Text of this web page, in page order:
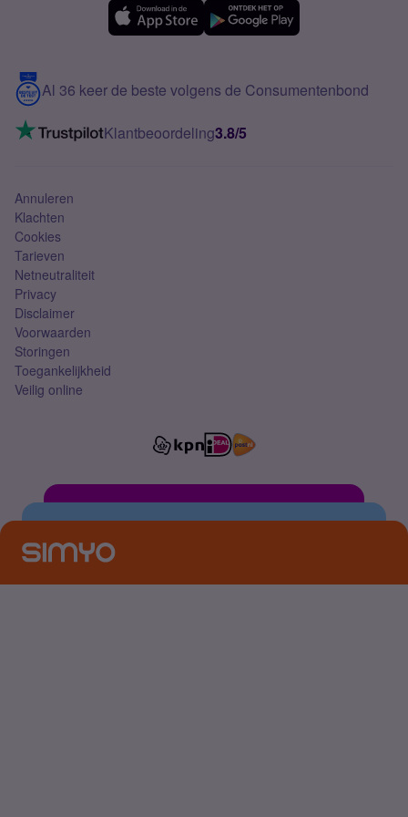
Meerdere nummers
5G internet
Mobiel internet
Mobiel abonnement
Contact
VoLTE 4G bellen
Al 36 keer de beste volgens de Consumentenbond
Klantbeoordeling3.8/5
Annuleren
Klachten
Cookies
Tarieven
Netneutraliteit
Privacy
Disclaimer
Voorwaarden
Storingen
Toegankelijkheid
Veilig online